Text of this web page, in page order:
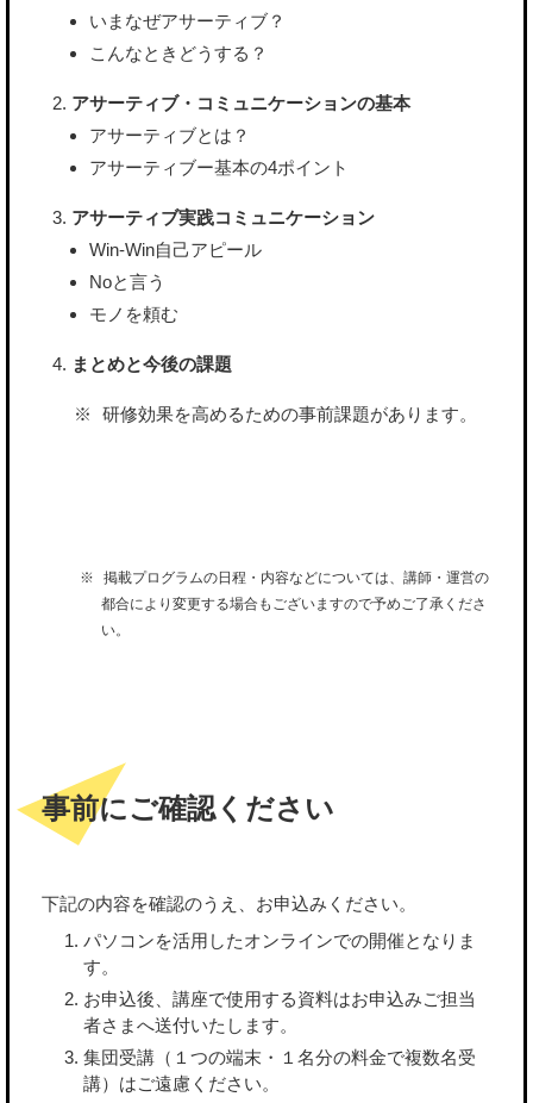
いまなぜアサーティブ？
こんなときどうする？
アサーティブ・コミュニケーションの基本
アサーティブとは？
アサーティブー基本の4ポイント
アサーティブ実践コミュニケーション
Win-Win自己アピール
Noと言う
モノを頼む
まとめと今後の課題
研修効果を高めるための事前課題があります。
掲載プログラムの日程・内容などについては、講師・運営の
都合により変更する場合もございますので予めご了承くださ
い。
事前にご確認ください
下記の内容を確認のうえ、お申込みください。
パソコンを活用したオンラインでの開催となりま
す。
お申込後、講座で使用する資料はお申込みご担当
者さまへ送付いたします。
集団受講（１つの端末・１名分の料金で複数名受
講）はご遠慮ください。